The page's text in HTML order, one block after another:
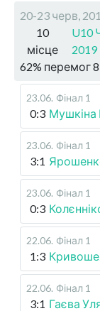
20-23 черв,
10
місце
U10
2019
62% перемог8
23.06. Фінал 1
0:3 Мушкіна
23.06. Фінал 1
3:1
23.06. Фінал 1
0:3
22.06. Фінал 1
1:3
22.06. Фінал 1
3:1 Гаєва